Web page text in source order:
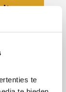
te
en